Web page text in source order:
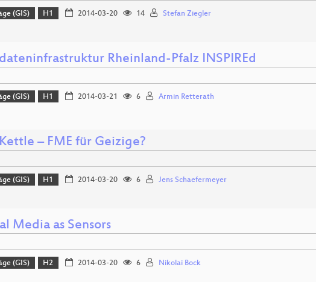
(GIS) H1 2014-03-20 14 Stefan Ziegler
Rheinland-Pfalz INSPIREd
(GIS) H1 2014-03-21 6 Armin Retterath
– FME für Geizige?
(GIS) H1 2014-03-20 6 Jens Schaefermeyer
Media as Sensors
(GIS) H2 2014-03-20 6 Nikolai Bock